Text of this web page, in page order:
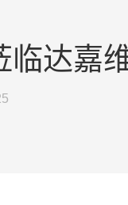
达嘉